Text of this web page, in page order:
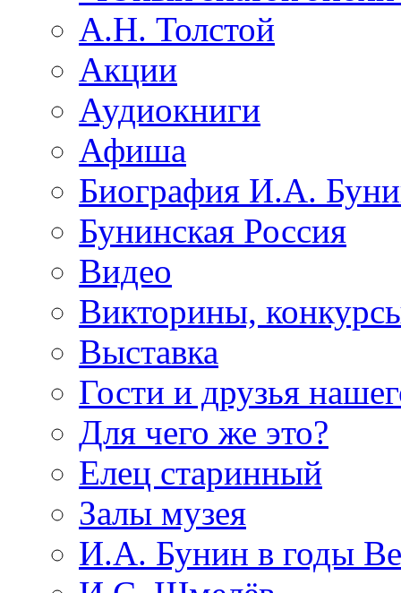
А.Н. Толстой
Акции
Аудиокниги
Афиша
Биография И.А.
Бунинская Россия
Видео
Викторины,
Выставка
Гости и друзья
Для чего же это?
Елец старинный
Залы музея
И.А. Бунин в годы